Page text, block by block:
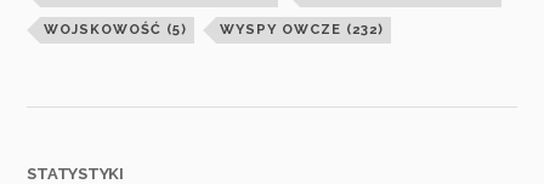
WOJSKOWOŚĆ (5) WYSPY OWCZE (232)
STATYSTYKI